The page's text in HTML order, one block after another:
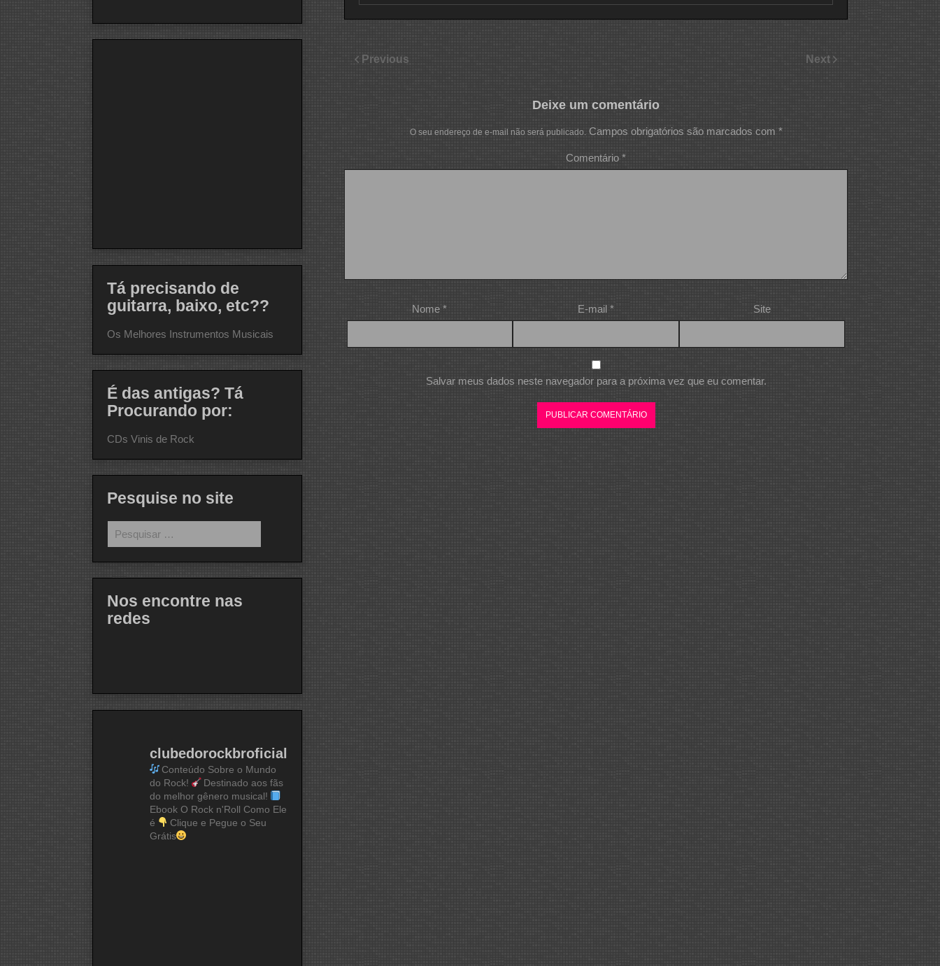
Previous Next
Deixe um comentário
O seu endereço de e-mail não será publicado. Campos obrigatórios são marcados com *
Comentário *
Nome* E-mail * Site
Salvar meus dados neste navegador para a próxima vez que eu comentar.
Tá precisando de
guitarra, baixo, etc??
Os Melhores Instrumentos Musicais
É das antigas? Tá
Procurando por:
CDs Vinis de Rock
Pesquise no site
por:
Nos encontre nas
redes
clubedorockbroficial
Conteúdo Sobre o Mundo
do Rock!
Destinado aos fãs
do melhor gênero musical!
Ebook O Rock n'Roll Como Ele
é
Clique e Pegue o Seu
Grátis